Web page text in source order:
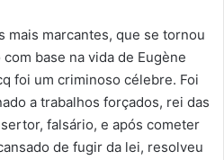
mais marcantes, que se tornou
base na vida de Eugène
foi um criminoso célebre. Foi
a trabalhos forçados, rei das
falsário, e após cometer
de fugir da lei, resolveu